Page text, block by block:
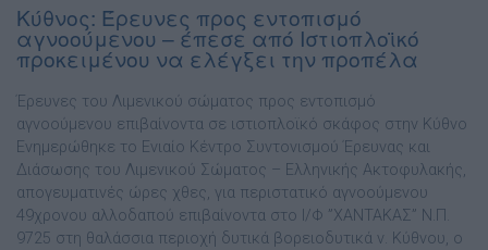
Κύθνος: Έρευνες προς εντοπισμό
αγνοούμενου – έπεσε από Ιστιοπλοϊκό
προκειμένου να ελέγξει την προπέλα
Έρευνες του Λιμενικού σώματος προς εντοπισμό
αγνοούμενου επιβαίνοντα σε ιστιοπλοϊκό σκάφος στην Κύθνο
Ενημερώθηκε το Ενιαίο Κέντρο Συντονισμού Έρευνας και
Διάσωσης του Λιμενικού Σώματος – Ελληνικής Ακτοφυλακής,
απογευματινές ώρες χθες, για περιστατικό αγνοούμενου
49χρονου αλλοδαπού επιβαίνοντα στο Ι/Φ ”ΧΑΝΤΑΚΑΣ” Ν.Π.
9725 στη θαλάσσια περιοχή δυτικά βορειοδυτικά ν. Κύθνου, ο